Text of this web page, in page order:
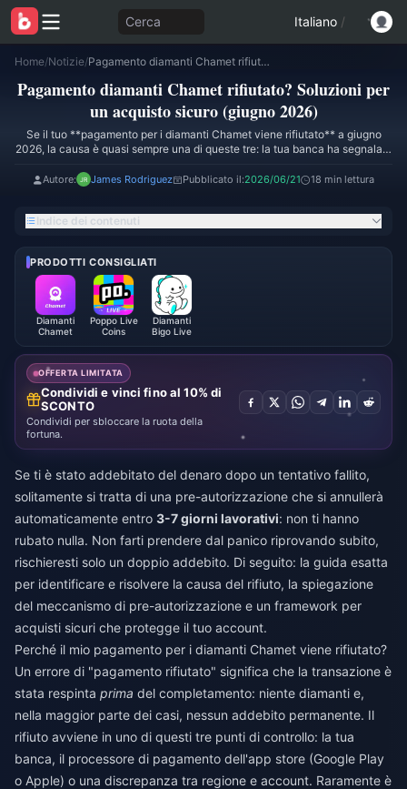
Cerca Italiano /
Home/Notizie/ Pagamento diamanti Chamet rifiutato? Soluzioni per un acquisto sicuro (giugno 2026)
Pagamento diamanti Chamet rifiutato? Soluzioni per
un acquisto sicuro (giugno 2026)
Se il tuo **pagamento per i diamanti Chamet viene rifiutato** a giugno
2026, la causa è quasi sempre una di queste tre: la tua banca ha segnalato
segnalazioni dei nostri lettori), una discrepanza tra regione e metodo di
disponibilità di fondi e il 3D Secure, riprovare **una sola volta** e, se
Autore: James Rodriguez Pubblicato il:2026/06/21 18 min lettura
Indice dei contenuti
PRODOTTI CONSIGLIATI
Diamanti
Chamet
Poppo Live
Coins
Diamanti
Bigo Live
OFFERTA LIMITATA
Condividi e vinci fino al 10% di
SCONTO
Condividi per sbloccare la ruota della
fortuna.
Se ti è stato addebitato del denaro dopo un tentativo fallito,
solitamente si tratta di una pre-autorizzazione che si annullerà
automaticamente entro 3-7 giorni lavorativi: non ti hanno
rubato nulla. Non farti prendere dal panico riprovando subito,
rischieresti solo un doppio addebito. Di seguito: la guida esatta
per identificare e risolvere la causa del rifiuto, la spiegazione
del meccanismo di pre-autorizzazione e un framework per
acquisti sicuri che protegge il tuo account.
Perché il mio pagamento per i diamanti Chamet viene rifiutato?
Un errore di "pagamento rifiutato" significa che la transazione è
stata respinta prima del completamento: niente diamanti e,
nella maggior parte dei casi, nessun addebito permanente. Il
rifiuto avviene in uno di questi tre punti di controllo: la tua
banca, il processore di pagamento dell'app store (Google Play
o Apple) o una discrepanza tra regione e account. Raramente è